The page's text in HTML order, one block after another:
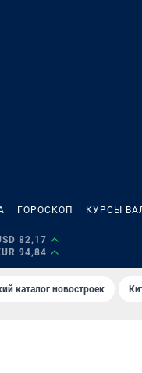
ГОРОСКОП КУРСЫ
82,17
94,84
каталог новостроек